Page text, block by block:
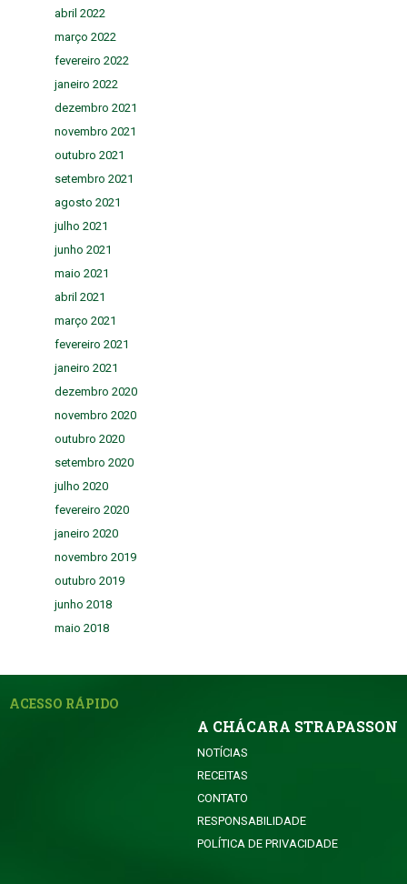
abril 2022
março 2022
fevereiro 2022
janeiro 2022
dezembro 2021
novembro 2021
outubro 2021
setembro 2021
agosto 2021
julho 2021
junho 2021
maio 2021
abril 2021
março 2021
fevereiro 2021
janeiro 2021
dezembro 2020
novembro 2020
outubro 2020
setembro 2020
julho 2020
fevereiro 2020
janeiro 2020
novembro 2019
outubro 2019
junho 2018
maio 2018
ACESSO RÁPIDO
A CHÁCARA STRAPASSON
NOTÍCIAS
RECEITAS
CONTATO
RESPONSABILIDADE
POLÍTICA DE PRIVACIDADE